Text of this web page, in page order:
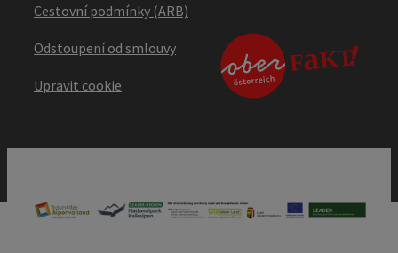
Cestovní podmínky (ARB)
Odstoupení od smlouvy
Upravit cookie